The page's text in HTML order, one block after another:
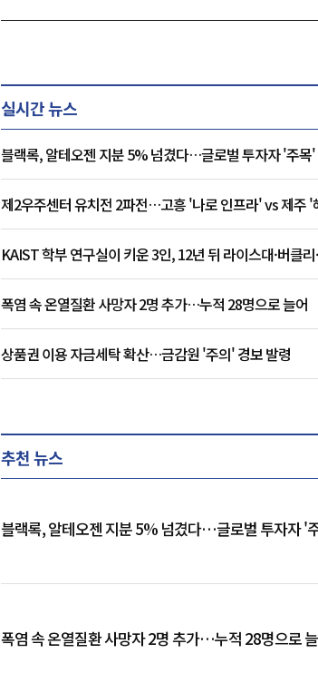
실시간 뉴스
블랙록, 알테오젠 지분 5% 넘겼다…글로벌 투자자 '주목'
제2우주센터 유치전 2파전…고흥 '나로 인프라' vs 제주 '
KAIST 학부 연구실이 키운 3인, 12년 뒤 라이스대·버클리
폭염 속 온열질환 사망자 2명 추가…누적 28명으로 늘어
상품권 이용 자금세탁 확산…금감원 '주의' 경보 발령
추천 뉴스
블랙록, 알테오젠 지분 5% 넘겼다…글로벌 투자자 '
폭염 속 온열질환 사망자 2명 추가…누적 28명으로